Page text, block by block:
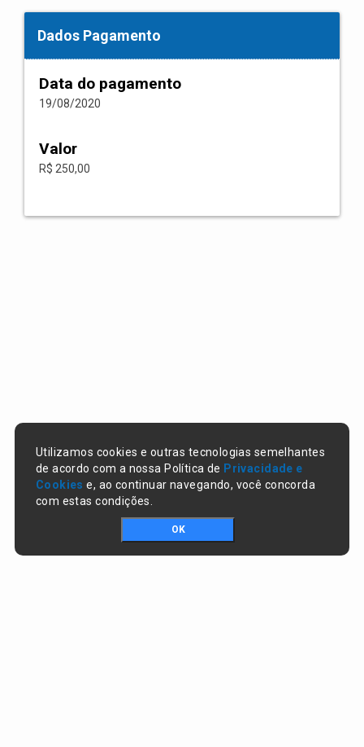
Dados Pagamento
Data do pagamento
19/08/2020
Valor
R$ 250,00
Utilizamos cookies e outras tecnologias semelhantes
de acordo com a nossa Política de Privacidade e
Cookies e, ao continuar navegando, você concorda
com estas condições.
OK